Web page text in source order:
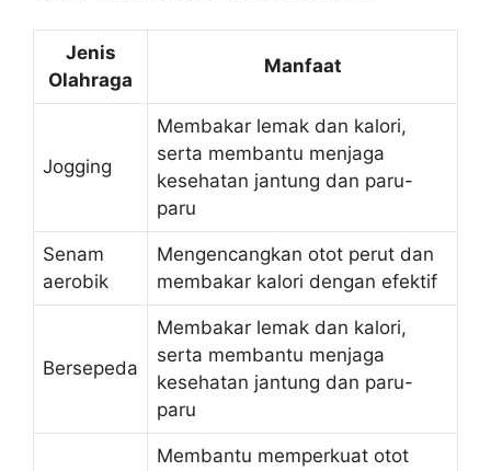
Jenis
Olahraga
Manfaat
Jogging
Membakar lemak dan kalori,
serta membantu menjaga
kesehatan jantung dan paru-
paru
Senam
aerobik
Mengencangkan otot perut dan
membakar kalori dengan efektif
Bersepeda
Membakar lemak dan kalori,
serta membantu menjaga
kesehatan jantung dan paru-
paru
Membantu memperkuat otot